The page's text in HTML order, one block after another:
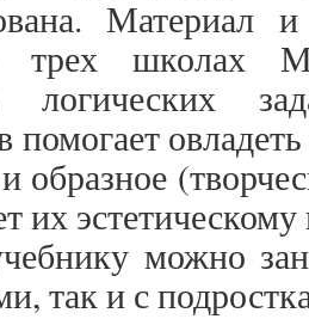
Материал
трех школах
логических
помогает
образное
их
можно
так и с